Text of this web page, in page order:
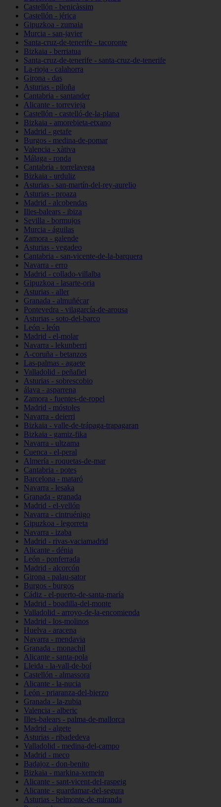
Castellón - benicàssim
Castellón - jérica
Gipuzkoa - zumaia
Murcia - san-javier
Santa-cruz-de-tenerife - tacoronte
Bizkaia - berriatua
Santa-cruz-de-tenerife - santa-cruz-de-tenerife
La-rioja - calahorra
Girona - das
Asturias - piloña
Cantabria - santander
Alicante - torrevieja
Castellón - castelló-de-la-plana
Bizkaia - amorebieta-etxano
Madrid - getafe
Burgos - medina-de-pomar
Valencia - xàtiva
Málaga - ronda
Cantabria - torrelavega
Bizkaia - urduliz
Asturias - san-martín-del-rey-aurelio
Asturias - proaza
Madrid - alcobendas
Illes-balears - ibiza
Sevilla - bormujos
Murcia - águilas
Zamora - galende
Asturias - vegadeo
Cantabria - san-vicente-de-la-barquera
Navarra - erro
Madrid - collado-villalba
Gipuzkoa - lasarte-oria
Asturias - aller
Granada - almuñécar
Pontevedra - vilagarcía-de-arousa
Asturias - soto-del-barco
León - león
Madrid - el-molar
Navarra - lekunberri
A-coruña - betanzos
Las-palmas - agaete
Valladolid - peñafiel
Asturias - sobrescobio
álava - asparrena
Zamora - fuentes-de-ropel
Madrid - móstoles
Navarra - deierri
Bizkaia - valle-de-trápaga-trapagaran
Bizkaia - gamiz-fika
Navarra - ultzama
Cuenca - el-peral
Almería - roquetas-de-mar
Cantabria - potes
Barcelona - mataró
Navarra - lesaka
Granada - granada
Madrid - el-vellón
Navarra - cintruénigo
Gipuzkoa - legorreta
Navarra - izaba
Madrid - rivas-vaciamadrid
Alicante - dénia
León - ponferrada
Madrid - alcorcón
Girona - palau-sator
Burgos - burgos
Cádiz - el-puerto-de-santa-maría
Madrid - boadilla-del-monte
Valladolid - arroyo-de-la-encomienda
Madrid - los-molinos
Huelva - aracena
Navarra - mendavia
Granada - monachil
Alicante - santa-pola
Lleida - la-vall-de-boí
Castellón - almassora
Alicante - la-nucia
León - priaranza-del-bierzo
Granada - la-zubia
Valencia - alberic
Illes-balears - palma-de-mallorca
Madrid - algete
Asturias - ribadedeva
Valladolid - medina-del-campo
Madrid - meco
Badajoz - don-benito
Bizkaia - markina-xemein
Alicante - sant-vicent-del-raspeig
Alicante - guardamar-del-segura
Asturias - belmonte-de-miranda